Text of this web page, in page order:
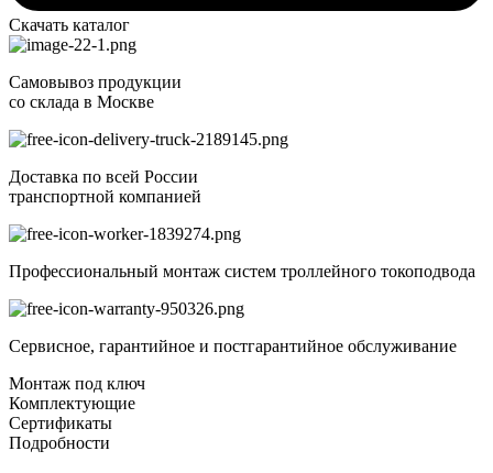
Скачать каталог
Самовывоз продукции
со склада в Москве
Доставка по всей России
транспортной компанией
Профессиональный монтаж систем троллейного токоподвода
Сервисное, гарантийное и постгарантийное обслуживание
Монтаж под ключ
Комплектующие
Сертификаты
Подробности